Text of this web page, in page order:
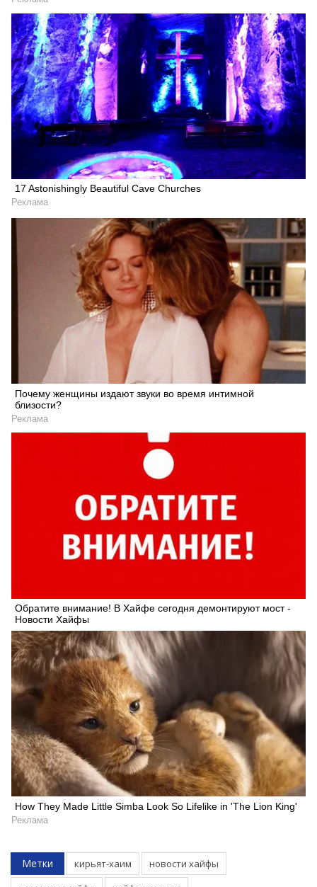
17 Astonishingly Beautiful Cave Churches
Реклама
Почему женщины издают звуки во время интимной
близости?
Реклама
Обратите внимание! В Хайфе сегодня демонтируют мост -
Новости Хайфы
How They Made Little Simba Look So Lifelike in 'The Lion King'
Реклама
Метки кирьят-хаим
новости хайфы